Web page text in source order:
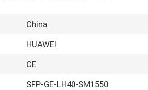
China
HUAWEI
CE
SFP-GE-LH40-SM1550